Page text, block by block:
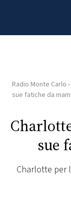
HOME
RADIO
Radio Monte Carlo ›
sue fatiche da
sue
Charlotte per